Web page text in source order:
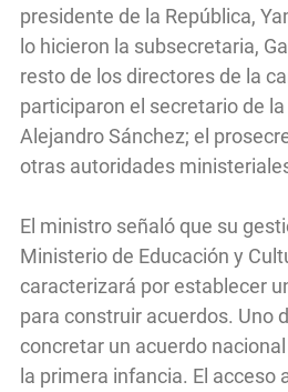
presidente de la República,
lo hicieron la subsecretaria,
resto de los directores de la
participaron el secretario de
Alejandro Sánchez; el
otras autoridades
El ministro señaló que su
Ministerio de Educación y
caracterizará por establecer
para construir acuerdos. Uno
concretar un acuerdo
la primera infancia. El acceso